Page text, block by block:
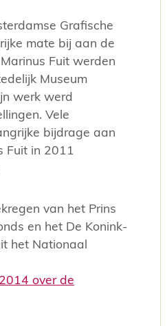
Grafische
mate bij aan de
Fuit werden
Museum
werk werd
Vele
bijdrage aan
Fuit in 2011
van het Prins
en het De Konink-
het Nationaal
over de